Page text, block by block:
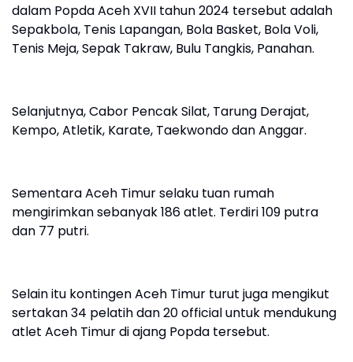
dalam Popda Aceh XVII tahun 2024 tersebut adalah
Sepakbola, Tenis Lapangan, Bola Basket, Bola Voli,
Tenis Meja, Sepak Takraw, Bulu Tangkis, Panahan.
Selanjutnya, Cabor Pencak Silat, Tarung Derajat,
Kempo, Atletik, Karate, Taekwondo dan Anggar.
Sementara Aceh Timur selaku tuan rumah
mengirimkan sebanyak 186 atlet. Terdiri 109 putra
dan 77 putri.
Selain itu kontingen Aceh Timur turut juga mengikut
sertakan 34 pelatih dan 20 official untuk mendukung
atlet Aceh Timur di ajang Popda tersebut.